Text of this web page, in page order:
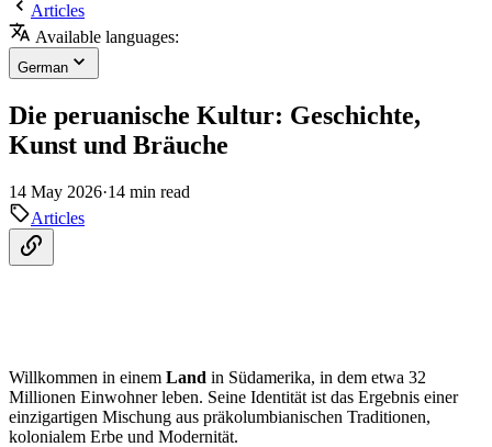
Articles
Available languages:
German
Die peruanische Kultur: Geschichte,
Kunst und Bräuche
14 May 2026·14 min read
Articles
Willkommen in einem Land in Südamerika, in dem etwa 32
Millionen Einwohner leben. Seine Identität ist das Ergebnis einer
einzigartigen Mischung aus präkolumbianischen Traditionen,
kolonialem Erbe und Modernität.